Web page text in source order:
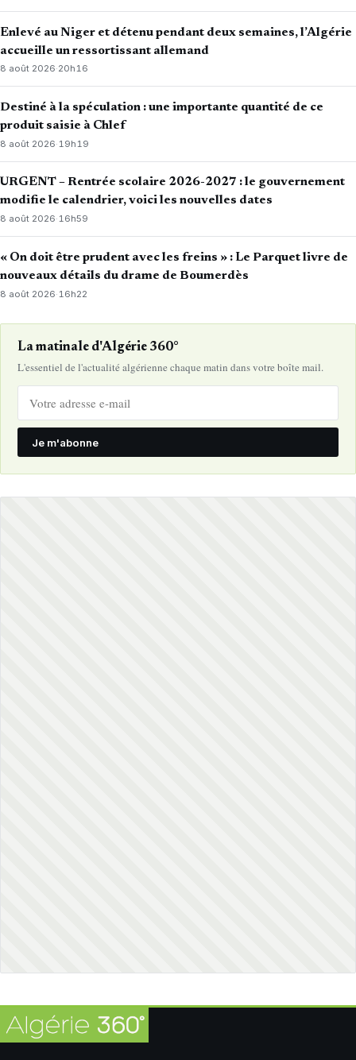
Enlevé au Niger et détenu pendant deux semaines, l’Algérie
accueille un ressortissant allemand
8 août 2026·20h16
Destiné à la spéculation : une importante quantité de ce
produit saisie à Chlef
8 août 2026· 19h19
URGENT – Rentrée scolaire 2026-2027 : le gouvernement
modifie le calendrier, voici les nouvelles dates
8 août 2026·16h59
« On doit être prudent avec les freins » : Le Parquet livre de
nouveaux détails du drame de Boumerdès
8 août 2026· 16h22
La matinale d'Algérie 360°
L'essentiel de l'actualité algérienne chaque matin dans votre boîte mail.
Je m'abonne